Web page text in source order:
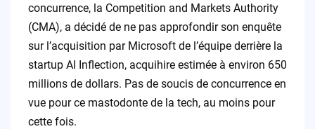
concurrence, la Competition and Markets Authority
(CMA), a décidé de ne pas approfondir son enquête
sur l’acquisition par Microsoft de l’équipe derrière la
startup AI Inflection, acquihire estimée à environ 650
millions de dollars. Pas de soucis de concurrence en
vue pour ce mastodonte de la tech, au moins pour
cette fois.